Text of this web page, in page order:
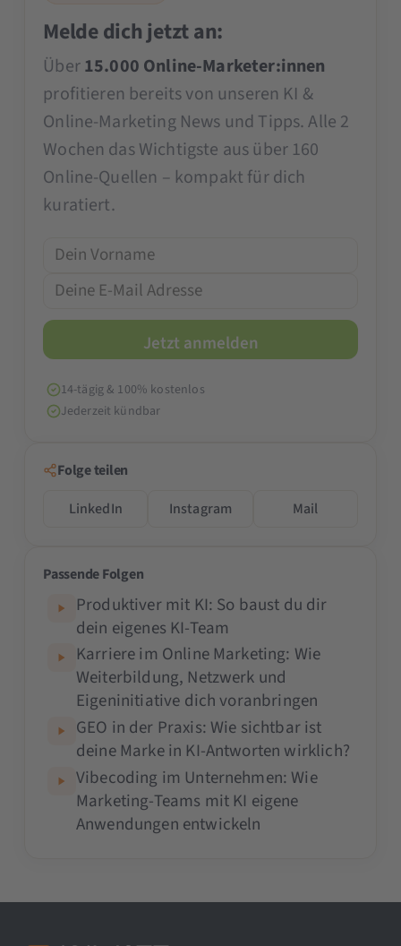
Melde dich jetzt an:
Über15.000 Online-Marketer:innen
profitieren bereits von unseren KI &
Online-Marketing News und Tipps. Alle 2
Wochen das Wichtigste aus über 160
Online-Quellen – kompakt für dich
kuratiert.
14-tägig & 100% kostenlos
Jederzeit kündbar
Folge teilen
LinkedIn
Instagram Mail
Passende Folgen
Produktiver mit KI: So baust du dir
dein eigenes KI-Team
Karriere im Online Marketing: Wie
Weiterbildung, Netzwerk und
Eigeninitiative dich voranbringen
GEO in der Praxis: Wie sichtbar ist
deine Marke in KI-Antworten wirklich?
Vibecoding im Unternehmen: Wie
Marketing-Teams mit KI eigene
Anwendungen entwickeln